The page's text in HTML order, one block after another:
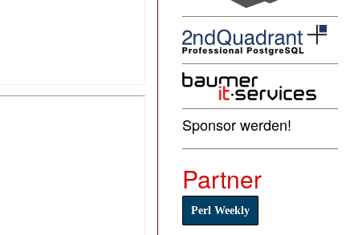
Sponsor werden!
Partner
Perl Weekly